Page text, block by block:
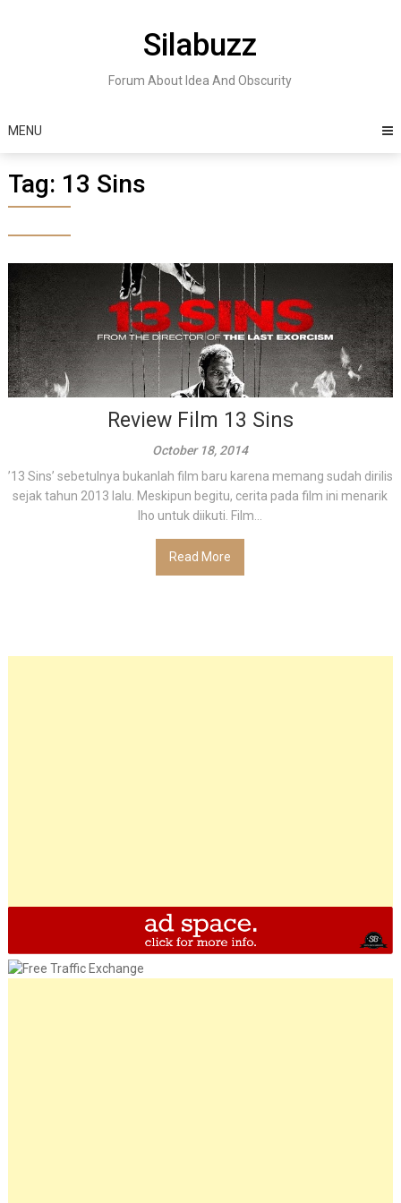
Silabuzz
Forum About Idea And Obscurity
MENU
Tag: 13 Sins
Review Film 13 Sins
October 18, 2014
’13 Sins’ sebetulnya bukanlah film baru karena memang sudah dirilis
sejak tahun 2013 lalu. Meskipun begitu, cerita pada film ini menarik
lho untuk diikuti. Film...
Read More